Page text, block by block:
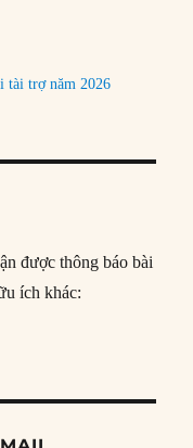
tài trợ năm 2026
được thông báo bài
ích khác: